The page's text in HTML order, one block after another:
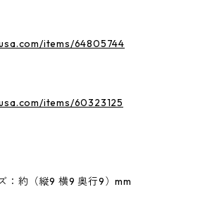
items/64805744
items/60323125
：約（縦9 横9 奥行9）mm